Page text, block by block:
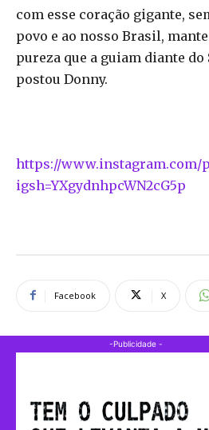
com esse coração gigante,
povo e ao nosso Brasil,
pureza que a guiam diante do
postou Donny.
https://www.instagram.com/
igsh=YXgydnhpcWN2cG5p
Facebook X
-Publicidade -